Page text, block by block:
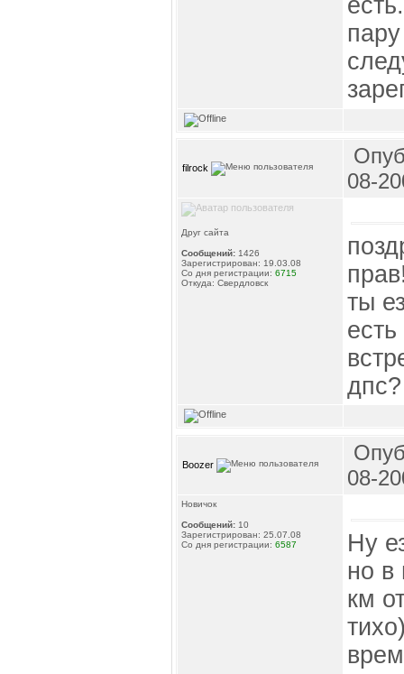
filrock
08-
Друг сайта
Сообщений: 1426
Зарегистрирован: 19.03.08
Со дня регистрации: 6715
Откуда: Свердловск
ты
дпс?
Boozer
08-
Новичок
Сообщений: 10
Зарегистрирован: 25.07.08
Со дня регистрации: 6587
Ну
но в
км